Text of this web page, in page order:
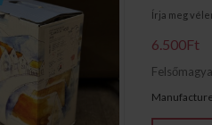
Írja meg
6.500Ft